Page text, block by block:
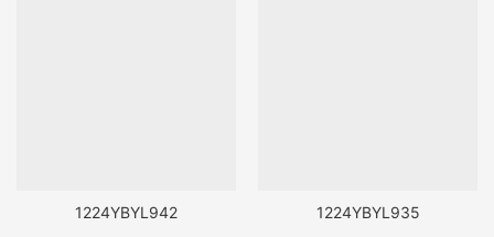
1224YBYL942 1224YBYL935